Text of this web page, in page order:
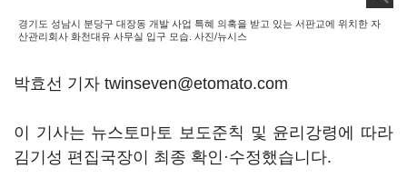
경기도 성남시 분당구 대장동 개발 사업 특혜 의혹을 받고 있는 서판교에 위치한 자
산관리회사 화천대유 사무실 입구 모습. 사진/뉴시스
박효선 기자 twinseven@etomato.com
이 기사는 뉴스토마토 보도준칙 및 윤리강령에 따라
김기성 편집국장이 최종 확인·수정했습니다.